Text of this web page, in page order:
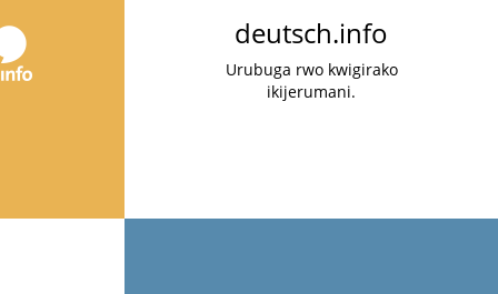
deutsch.info
Urubuga rwo kwigirako
ikijerumani.